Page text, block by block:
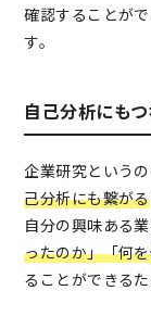
確認することが
す。
自己分析にも
企業研究という
己分析にも繋がる
自分の興味ある
ったのか」「何
ることができる